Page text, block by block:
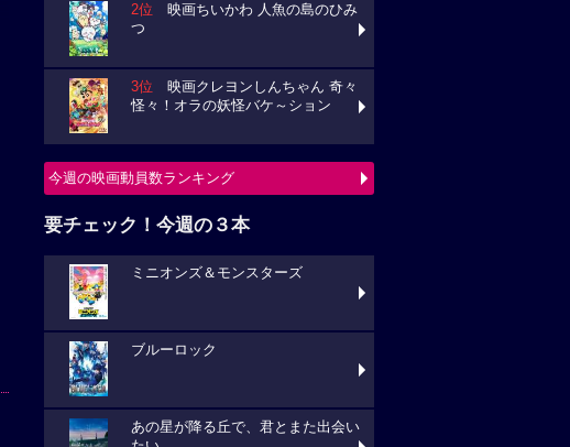
2位 映画ちいかわ 人魚の島のひみ
つ
3位 映画クレヨンしんちゃん 奇々
怪々！オラの妖怪バケ～ション
今週の映画動員数ランキング
要チェック！今週の３本
ミニオンズ＆モンスターズ
ブルーロック
あの星が降る丘で、君とまた出会い